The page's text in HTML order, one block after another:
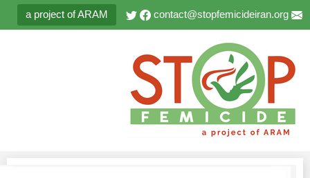
contact@stopfemicideiran.org
a project of ARAM